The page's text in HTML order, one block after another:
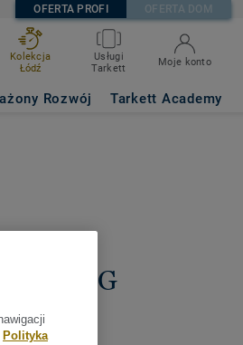
OFERTA PROFI OFERTA DOM
Kolekcja
Łódź
Usługi
Tarkett
Moje konto
Rozwój Tarkett Academy
ING
Polityka